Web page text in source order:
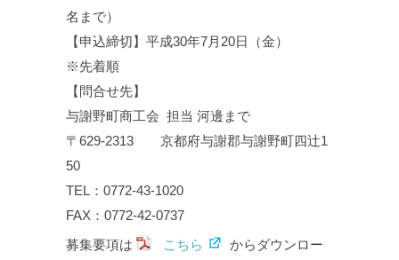
名まで）
【申込締切】平成30年7月20日（金）
※先着順
【問合せ先】
与謝野町商工会 担当 河邊まで
〒629-2313 京都府与謝郡与謝野町四辻1
50
TEL：0772-43-1020
FAX：0772-42-0737
募集要項は
こちら
からダウンロー